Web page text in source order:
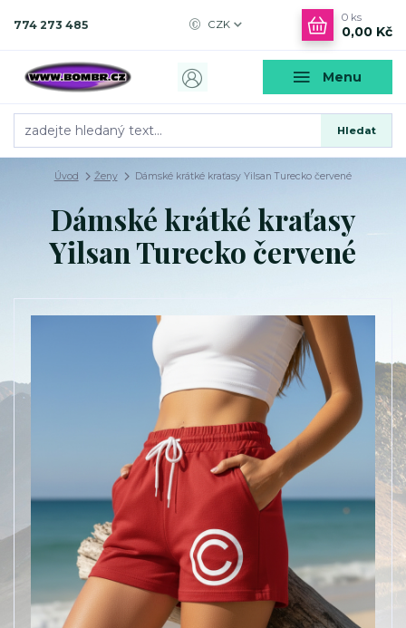
Menu
CZK
Hledat
774 273 485
0 ks
0,00 Kč
Úvod Ženy Dámské krátké kraťasy Yilsan Turecko červené
Dámské krátké kraťasy
Yilsan Turecko červené